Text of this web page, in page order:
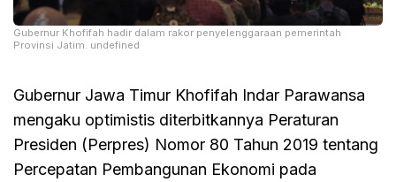
Gubernur Khofifah hadir dalam rakor penyelenggaraan pemerintah
Provinsi Jatim. undefined
Gubernur Jawa Timur Khofifah Indar Parawansa
mengaku optimistis diterbitkannya Peraturan
Presiden (Perpres) Nomor 80 Tahun 2019 tentang
Percepatan Pembangunan Ekonomi pada